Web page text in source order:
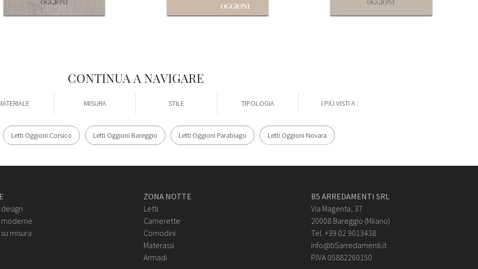
CONTINUA A NAVIGARE
MISURA STILE TIPOLOGIA I PIÙ VISTI A :
Letti Oggioni Corsico Letti Oggioni Bareggio Letti Oggioni Parabiago Letti Oggioni Novara
moderne
misura
ZONA NOTTE
Letti
Camerette
Comodini
Materassi
Armadi
B5 ARREDAMENTI SRL
Via Magenta, 37
20008 Bareggio (Milano)
Tel. +39 02 9013438
info@b5arredamenti.it
P.IVA 05882260150